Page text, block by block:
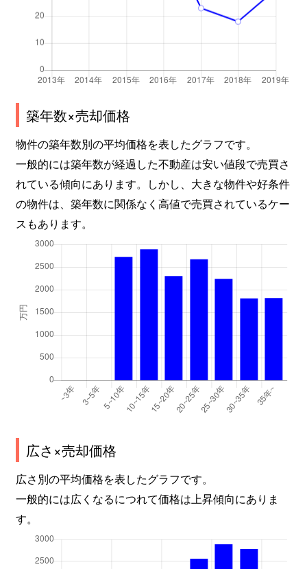
築年数×売却価格
物件の築年数別の平均価格を表したグラフです。
一般的には築年数が経過した不動産は安い値段で売買さ
れている傾向にあります。しかし、大きな物件や好条件
の物件は、築年数に関係なく高値で売買されているケー
スもあります。
広さ×売却価格
広さ別の平均価格を表したグラフです。
一般的には広くなるにつれて価格は上昇傾向にありま
す。